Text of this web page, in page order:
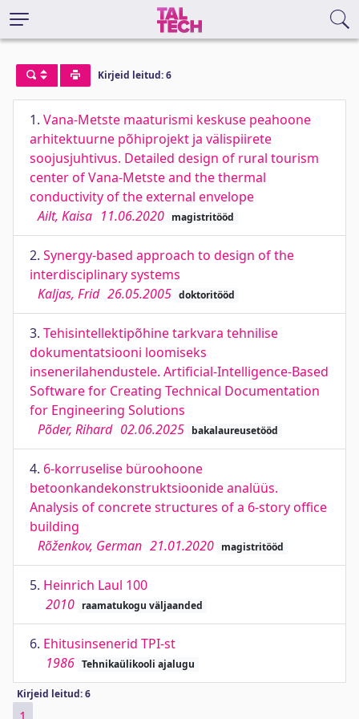
Kirjeid leitud: 6
1. Vana-Metste maaturismi keskuse peahoone
arhitektuurne põhiprojekt ja välispiirete
soojusjuhtivus. Detailed design of rural tourism
center of Vana-Metste and the thermal
conductivity of the external envelope
Ailt, Kaisa 11.06.2020 magistritööd
2. Synergy-based approach to design of the
interdisciplinary systems
Kaljas, Frid 26.05.2005 doktoritööd
3. Tehisintellektipõhine tarkvara tehnilise
dokumentatsiooni loomiseks
insenerilahendustele. Artificial-Intelligence-Based
Software for Creating Technical Documentation
for Engineering Solutions
Põder, Rihard 02.06.2025 bakalaureusetööd
4. 6-korruselise büroohoone
betoonkandekonstruktsioonide analüüs.
Analysis of concrete structures of a 6-story office
building
Rõženkov, German 21.01.2020 magistritööd
5. Heinrich Laul 100
2010 raamatukogu väljaanded
6. Ehitusinsenerid TPI-st
1986 Tehnikaülikooli ajalugu
Kirjeid leitud: 6